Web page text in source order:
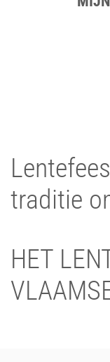
traditie
HET